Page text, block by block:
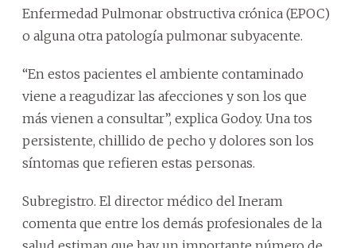
Enfermedad Pulmonar obstructiva crónica (EPOC)
o alguna otra patología pulmonar subyacente.
“En estos pacientes el ambiente contaminado
viene a reagudizar las afecciones y son los que
más vienen a consultar”, explica Godoy. Una tos
persistente, chillido de pecho y dolores son los
síntomas que refieren estas personas.
Subregistro. El director médico del Ineram
comenta que entre los demás profesionales de la